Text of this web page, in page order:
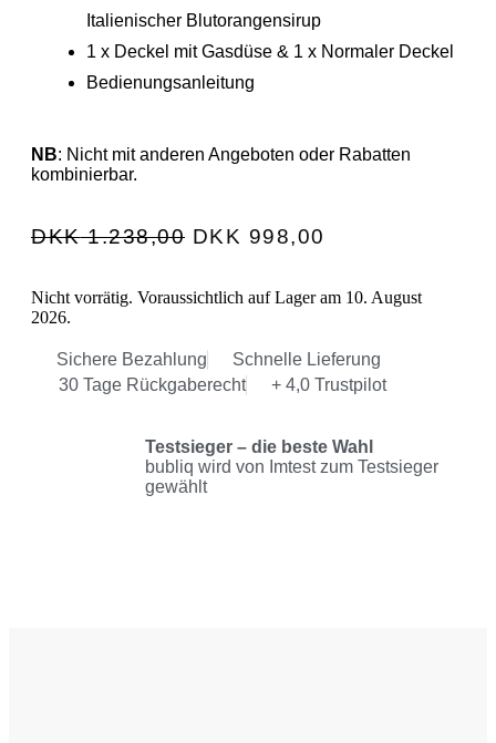
Italienischer Blutorangensirup
1 x Deckel mit Gasdüse & 1 x Normaler Deckel
Bedienungsanleitung
NB: Nicht mit anderen Angeboten oder Rabatten
kombinierbar.
DKK1.238,00 DKK 998,00
Nicht vorrätig. Voraussichtlich auf Lager am 10. August
2026.
Sichere Bezahlung
Schnelle Lieferung
30 Tage Rückgaberecht
+ 4,0 Trustpilot
Testsieger – die beste Wahl
bubliq wird von Imtest zum Testsieger
gewählt